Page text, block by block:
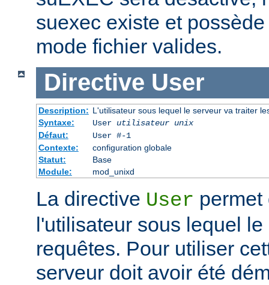
suexec existe et
mode fichier valides.
Directive User
Description: L'utilisateur sous lequel le serveur va traiter
Syntaxe:
User utilisateur unix
Défaut:
User #-1
Contexte:
configuration globale
Statut:
Base
Module:
mod_unixd
La directive User permet
l'utilisateur sous lequel
requêtes. Pour utiliser
serveur doit avoir été